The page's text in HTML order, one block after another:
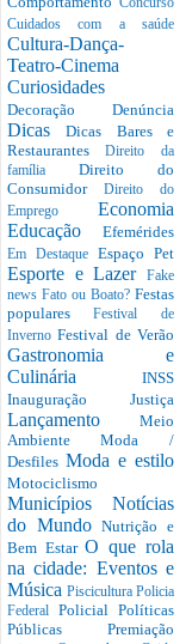
Concurso
Cuidados com a saúde
Cultura-Dança-
Teatro-Cinema
Curiosidades
Decoração Denúncia
DicasDicas Bares e
RestaurantesDireito da
família Direito do
Consumidor Direito do
Emprego Economia
Educação Efemérides
Em Destaque Espaço Pet
Esporte e Lazer
Fake
news Fato ou Boato? Festas
popularesFestival de
InvernoFestival de Verão
Gastronomia e
Culinária INSS
Inauguração Justiça
Lançamento Meio
AmbienteModa /
Desfiles Moda e estilo
Motociclismo
Municípios Notícias
do MundoNutrição e
Bem EstarO que rola
na cidade: Eventos e
Música Piscicultura Policia
Federal Policial Políticas
Públicas Premiação